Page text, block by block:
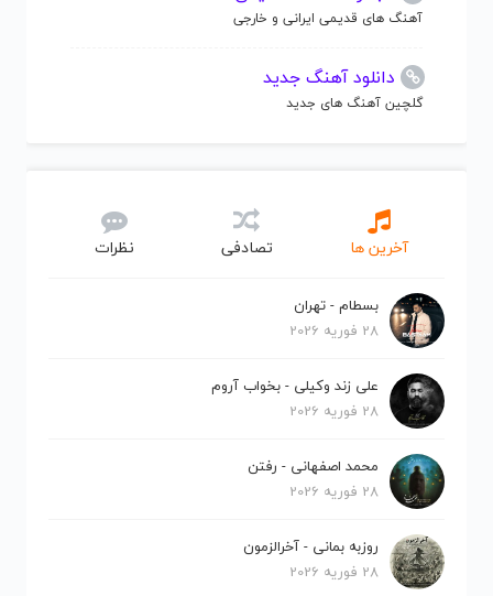
آهنگ های قدیمی ایرانی و خارجی
دانلود آهنگ جدید
گلچین آهنگ های جدید
آخرین ها تصادفی نظرات
بسطام - تهران
28 فوریه 2026
علی زند وکیلی - بخواب آروم
28 فوریه 2026
محمد اصفهانی - رفتن
28 فوریه 2026
روزبه بمانی - آخرالزمون
28 فوریه 2026